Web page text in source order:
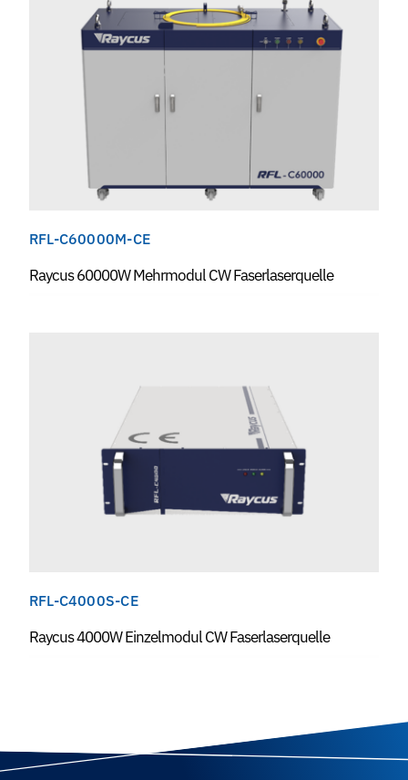
RFL-C60000M-CE
Raycus 60000W Mehrmodul CW Faserlaserquelle
RFL-C4000S-CE
Raycus 4000W Einzelmodul CW Faserlaserquelle